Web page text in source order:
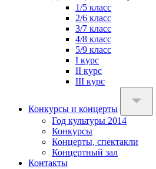
1/5 класс
2/6 класс
3/7 класс
4/8 класс
5/9 класс
I курс
II курс
III курс
Конкурсы и концерты
Год культуры 2014
Конкурсы
Концерты, спектакли
Концертный зал
Контакты